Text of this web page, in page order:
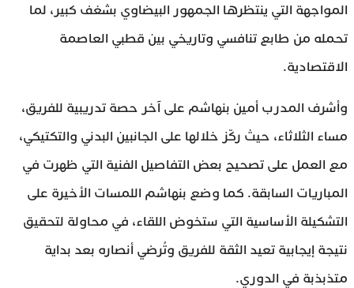
المواجهة التي ينتظرها الجمهور البيضاوي بشغف كبير، لما
تحمله من طابع تنافسي وتاريخي بين قطبي العاصمة
الاقتصادية.
وأشرف المدرب أمين بنهاشم على آخر حصة تدريبية للفريق،
مساء الثلاثاء، حيث ركّز خلالها على الجانبين البدني والتكتيكي،
مع العمل على تصحيح بعض التفاصيل الفنية التي ظهرت في
المباريات السابقة. كما وضع بنهاشم اللمسات الأخيرة على
التشكيلة الأساسية التي ستخوض اللقاء، في محاولة لتحقيق
نتيجة إيجابية تعيد الثقة للفريق وتُرضي أنصاره بعد بداية
متذبذبة في الدوري.